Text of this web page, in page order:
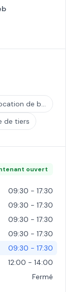
Intermédiation en achat, vente et location de biens immobiliers pour compte de tiers
de tiers
ouvert
09:30 - 17:30
09:30 - 17:30
09:30 - 17:30
09:30 - 17:30
09:30 - 17:30
12:00 - 14:00
Fermé